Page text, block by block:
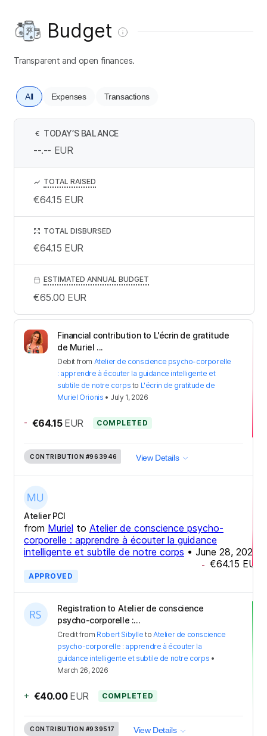
Budget
Transparent and open finances.
All Expenses Transactions
Financial contribution to L'écrin de gratitude
de Muriel ...
Debit from Atelier de conscience psycho-corporelle
: apprendre à écouter la guidance intelligente et
subtile de notre corps to L'écrin de gratitude de
Muriel Orionis • July 1, 2026
- €64.15 EUR COMPLETED
CONTRIBUTION #963946 View Details
Atelier PCI
from Muriel to Atelier de conscience psycho-
corporelle : apprendre à écouter la guidance
intelligente et subtile de notre corps • June 28, 2026
- €64.15 EUR
APPROVED
Registration to Atelier de conscience
psycho-corporelle :...
Creditfrom Robert Sibylle toAtelier de conscience
psycho-corporelle : apprendre à écouter la
guidance intelligente et subtile de notre corps •
March 26, 2026
+ €40.00 EUR COMPLETED
CONTRIBUTION #939517 View Details
€ TODAY’S BALANCE
--.-- EUR
TOTAL RAISED
€64.15 EUR
TOTAL DISBURSED
€64.15 EUR
ESTIMATED ANNUAL BUDGET
€65.00 EUR